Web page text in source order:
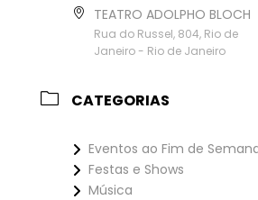
TEATRO ADOLPHO BLOCH
Rua do Russel, 804, Rio de
Janeiro - Rio de Janeiro
CATEGORIAS
Eventos ao Fim de
Festas e Shows
Música